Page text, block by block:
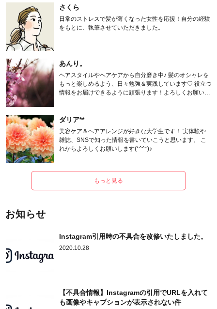
さくら
日常のストレスで髪が薄くなった女性を応援！自分の経験
をもとに、執筆させていただきました。
あんり。
ヘアスタイルやヘアケアから自分磨き中♪ 髪のオシャレを
もっと楽しめるよう、日々勉強＆実践しています♡ 役立つ
情報をお届けできるように頑張ります！よろしくお願いし
ダリア**
美容ケア＆ヘアアレンジが好きな大学生です！ 実体験や
雑誌、SNSで知った情報を書いていこうと思います。 こ
れからよろしくお願いします(*^^*)♪
もっと見る
お知らせ
Instagram引用時の不具合を改修いたしました。
2020.10.28
【不具合情報】Instagramの引用でURLを入れて
も画像やキャプションが表示されない件